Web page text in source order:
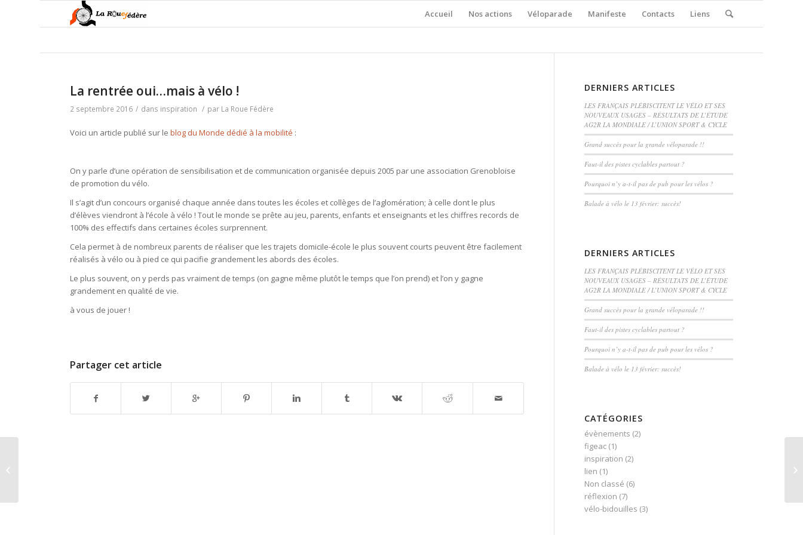
Accueil Nos actions Véloparade Manifeste Contacts Liens
La rentrée oui…mais à vélo !
2 septembre 2016 / dans inspiration / par La Roue Fédère
Voici un article publié sur leblog du Monde dédié à la mobilité :
On y parle d’une opération de sensibilisation et de communication organisée depuis 2005 par une association Grenobloise
de promotion du vélo.
Il s’agit d’un concours organisé chaque année dans toutes les écoles et collèges de l’aglomération; à celle dont le plus
d’élèves viendront à l’école à vélo ! Tout le monde se prête au jeu, parents, enfants et enseignants et les chiffres records de
100% des effectifs dans certaines écoles surprennent.
Cela permet à de nombreux parents de réaliser que les trajets domicile-école le plus souvent courts peuvent être facilement
réalisés à vélo ou à pied ce qui pacifie grandement les abords des écoles.
Le plus souvent, on y perds pas vraiment de temps (on gagne même plutôt le temps que l’on prend) et l’on y gagne
grandement en qualité de vie.
à vous de jouer !
Partager cet article
DERNIERS ARTICLES
LES FRANÇAIS PLÉBISCITENT LE VÉLO ET SES
NOUVEAUX USAGES – RÉSULTATS DE L’ÉTUDE
AG2R LA MONDIALE / L’UNION SPORT & CYCLE
Grand succès pour la grande véloparade !!
Faut-il des pistes cyclables partout ?
Pourquoi n’y a-t-il pas de pub pour les vélos ?
Balade à vélo le 13 février: succès!
DERNIERS ARTICLES
LES FRANÇAIS PLÉBISCITENT LE VÉLO ET SES
NOUVEAUX USAGES – RÉSULTATS DE L’ÉTUDE
AG2R LA MONDIALE / L’UNION SPORT & CYCLE
Grand succès pour la grande véloparade !!
Faut-il des pistes cyclables partout ?
Pourquoi n’y a-t-il pas de pub pour les vélos ?
Balade à vélo le 13 février: succès!
CATÉGORIES
évènements (2)
figeac (1)
inspiration (2)
lien (1)
Non classé (6)
réflexion (7)
vélo-bidouilles (3)